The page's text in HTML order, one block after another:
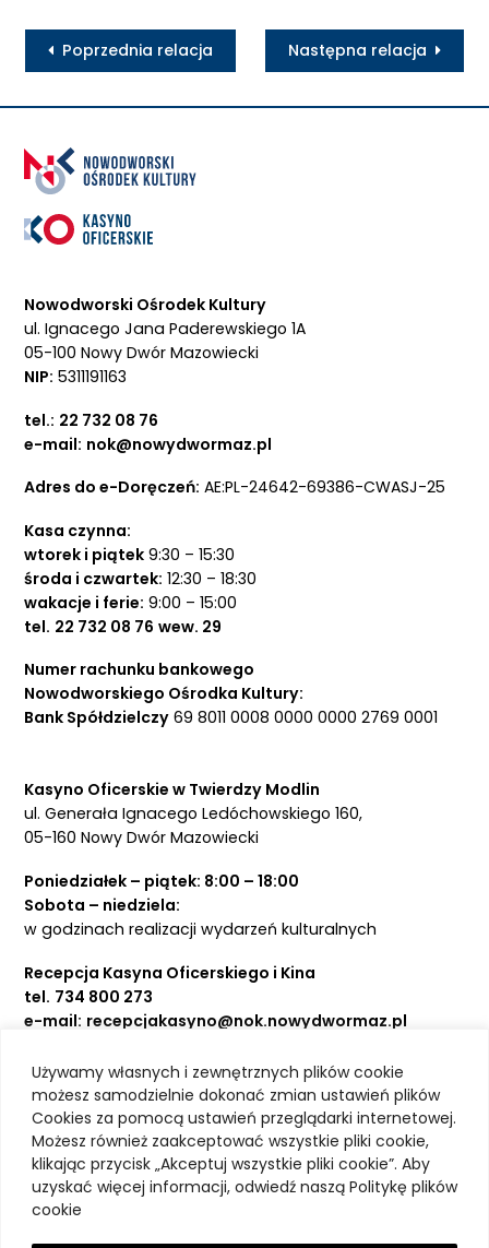
Używamy własnych i zewnętrznych plików cookie
możesz samodzielnie dokonać zmian ustawień plików
Cookies za pomocą ustawień przeglądarki internetowej.
Możesz również zaakceptować wszystkie pliki cookie,
klikając przycisk „Akceptuj wszystkie pliki cookie”. Aby
uzyskać więcej informacji, odwiedź naszą Politykę plików
cookie
Poprzednia relacja Następna relacja
Nowodworski Ośrodek Kultury
ul. Ignacego Jana Paderewskiego 1A
05-100 Nowy Dwór Mazowiecki
NIP: 5311191163
tel.: 22 732 08 76
e-mail: nok@nowydwormaz.pl
Adres do e-Doręczeń: AE:PL-24642-69386-CWASJ-25
Kasa czynna:
wtorek i piątek9:30 – 15:30
środa i czwartek: 12:30 – 18:30
wakacje i ferie: 9:00 – 15:00
tel. 22 732 08 76 wew. 29
Numer rachunku bankowego
Nowodworskiego Ośrodka Kultury:
Bank Spółdzielczy69 8011 0008 0000 0000 2769 0001
Kasyno Oficerskie w Twierdzy Modlin
ul. Generała Ignacego Ledóchowskiego 160,
05-160 Nowy Dwór Mazowiecki
Poniedziałek – piątek: 8:00 – 18:00
Sobota – niedziela:
w godzinach realizacji wydarzeń kulturalnych
Recepcja Kasyna Oficerskiego i Kina
tel. 734 800 273
e-mail: recepcjakasyno@nok.nowydwormaz.pl
Aktualności
Kasyno Oficerskie
Kino
Bilety
Zajęcia stałe